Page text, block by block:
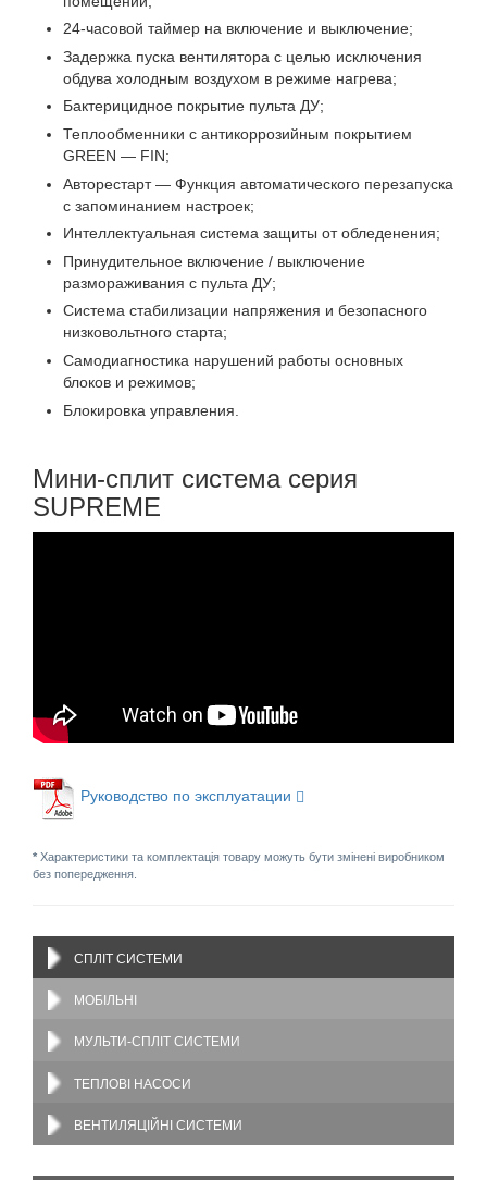
24-часовой таймер на включение и выключение;
Задержка пуска вентилятора с целью исключения
обдува холодным воздухом в режиме нагрева;
Бактерицидное покрытие пульта ДУ;
Теплообменники с антикоррозийным покрытием
GREEN — FIN;
Авторестарт — Функция автоматического перезапуска
с запоминанием настроек;
Интеллектуальная система защиты от обледенения;
Принудительное включение / выключение
размораживания с пульта ДУ;
Система стабилизации напряжения и безопасного
низковольтного старта;
Самодиагностика нарушений работы основных
блоков и режимов;
Блокировка управления.
Мини-сплит система серия
SUPREME
Руководство по эксплуатации
* Характеристики та комплектація товару можуть бути змінені виробником
без попередження.
СПЛІТ СИСТЕМИ
МОБІЛЬНІ
МУЛЬТИ-СПЛІТ СИСТЕМИ
ТЕПЛОВІ НАСОСИ
ВЕНТИЛЯЦІЙНІ СИСТЕМИ